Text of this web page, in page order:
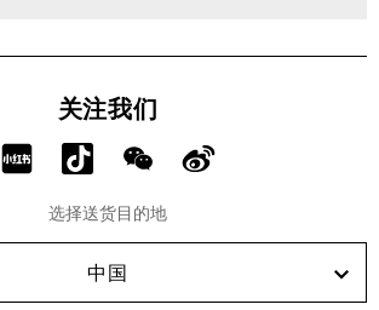
关注我们
分
RED!
分
享
Douyin!
分
享
WeChat!
分
Weibo!
选择送货目的地
中国